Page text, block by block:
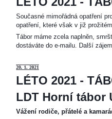
Současné mimořádná opatření
opatření, které však v již
Tábor máme zcela naplněn,
dostáváte do e-mailu. Další
20. 1. 2021
LÉTO 2021 -
LDT Horní tábor
Vážení rodiče, přátelé a